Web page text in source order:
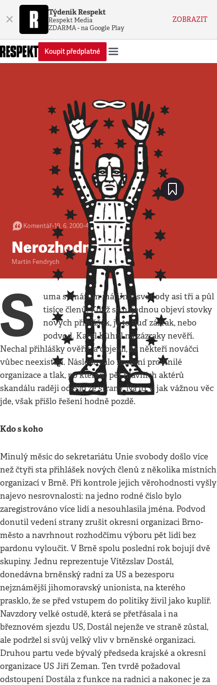
× Týdeník Respekt
Respekt Media
ZDARMA - na Google Play
ZOBRAZIT
Koupit předplatné
Komentář•19. 6. 2000•4 minuty
Nerozhodnost
Martin Fendrych
S
uma sumárum má Unie svobody asi tři a půl
tisíce členů. Když se najednou objeví stovky
nových přihlášek, je to buď zázrak, nebo
podvod. Karel Kühnl na zázraky nevěří.
Nechal přihlášky ověřit, a objevil, že někteří nováčci
vůbec neexistují. Následovalo zrušení provinilé
organizace a tlak, po kterém pět hlavních aktérů
skandálu raději odešlo ze strany. Na to, o jak vážnou věc
jde, však přišlo řešení hodně pozdě.
Kdo s koho
Minulý měsíc do sekretariátu Unie svobody došlo více
než čtyři sta přihlášek nových členů z několika místních
organizací v Brně. Při kontrole jejich věrohodnosti vyšly
najevo nesrovnalosti: na jedno rodné číslo bylo
zaregistrováno více lidí a nesouhlasila jména. Podvod
donutil vedení strany zrušit okresní organizaci Brno-
město a navrhnout rozhodčímu výboru pět lidí bez
pardonu vyloučit. V Brně spolu poslední rok bojují dvě
skupiny. Jednu reprezentuje Vítězslav Dostál,
donedávna brněnský radní za US a bezesporu
nejznámější jihomoravský unionista, na kterého
prasklo, že se před vstupem do politiky živil jako kuplíř.
Navzdory velké ostudě, která se přetřásala i na
březnovém sjezdu US, Dostál nejenže ve straně zůstal,
ale podržel si svůj velký vliv v brněnské organizaci.
Druhou partu vede bývalý předseda krajské a okresní
organizace US Jiří Zeman. Ten tvrdě požadoval
odstoupení Dostála z funkce na radnici a nakonec je za